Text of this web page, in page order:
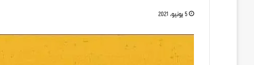
5 يونيو، 2021